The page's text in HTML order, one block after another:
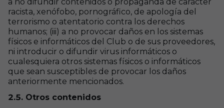
racista, xenófobo, pornográfico, de apología del
terrorismo o atentatorio contra los derechos
humanos; (iii) a no provocar daños en los sistemas
físicos e informáticos del Club o de sus proveedores,
ni introducir o difundir virus informáticos o
cualesquiera otros sistemas físicos o informáticos
que sean susceptibles de provocar los daños
anteriormente mencionados.
2.5. Otros contenidos